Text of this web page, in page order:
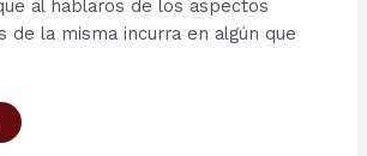
al hablaros de los aspectos
de la misma incurra en algún que